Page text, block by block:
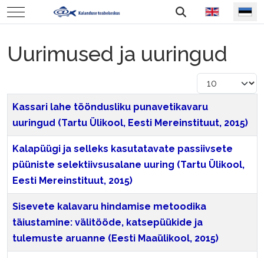
Mobile Menu Toggle Vali keel
Uurimused ja uuringud
Näita korraga
Title
Kassari lahe tööndusliku punavetikavaru
uuringud (Tartu Ülikool, Eesti Mereinstituut, 2015)
Kalapüügi ja selleks kasutatavate passiivsete
püüniste selektiivsusalane uuring (Tartu Ülikool,
Eesti Mereinstituut, 2015)
Sisevete kalavaru hindamise metoodika
täiustamine: välitööde, katsepüükide ja
tulemuste aruanne (Eesti Maaülikool, 2015)